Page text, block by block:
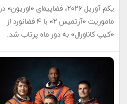
یکم آوریل ۲۰۲۶، فضاپیمای «اوریون» در
ماموریت «آرتمیس ۲» با ۴ فضانورد از
«کیپ کاناورال» به دور ماه پرتاب شد.